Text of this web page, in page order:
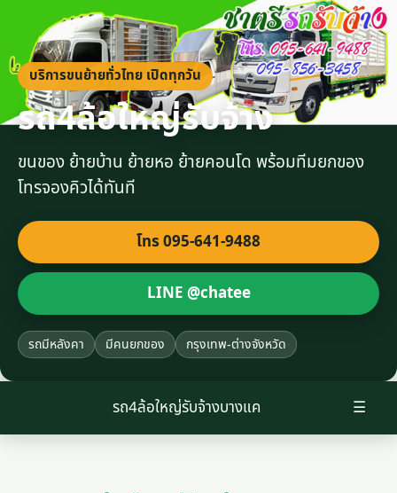
บริการขนย้ายทั่วไทย เปิดทุกวัน
รถ4ล้อใหญ่รับจ้าง
ขนของ ย้ายบ้าน ย้ายหอ ย้ายคอนโด พร้อมทีมยกของ
โทรจองคิวได้ทันที
โทร 095-641-9488
LINE @chatee
รถมีหลังคา มีคนยกของ กรุงเทพ-ต่างจังหวัด
☰
รถ4ล้อใหญ่รับจ้างบางแค